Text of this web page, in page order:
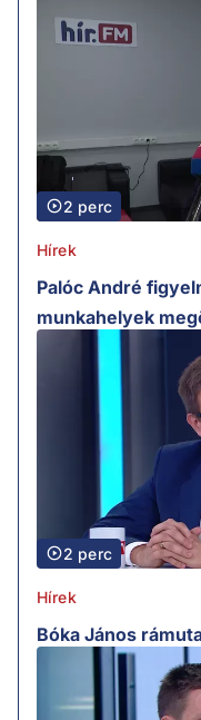
2 perc
Hírek
Palóc André
munkahelyek
2 perc
Hírek
Bóka János